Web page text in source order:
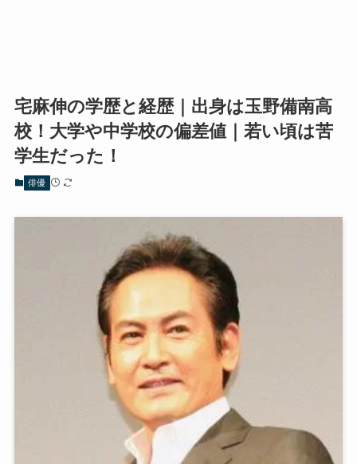
宅麻伸の学歴と経歴｜出身は玉野備南高
校！大学や中学校の偏差値｜若い頃は苦
学生だった！
俳優